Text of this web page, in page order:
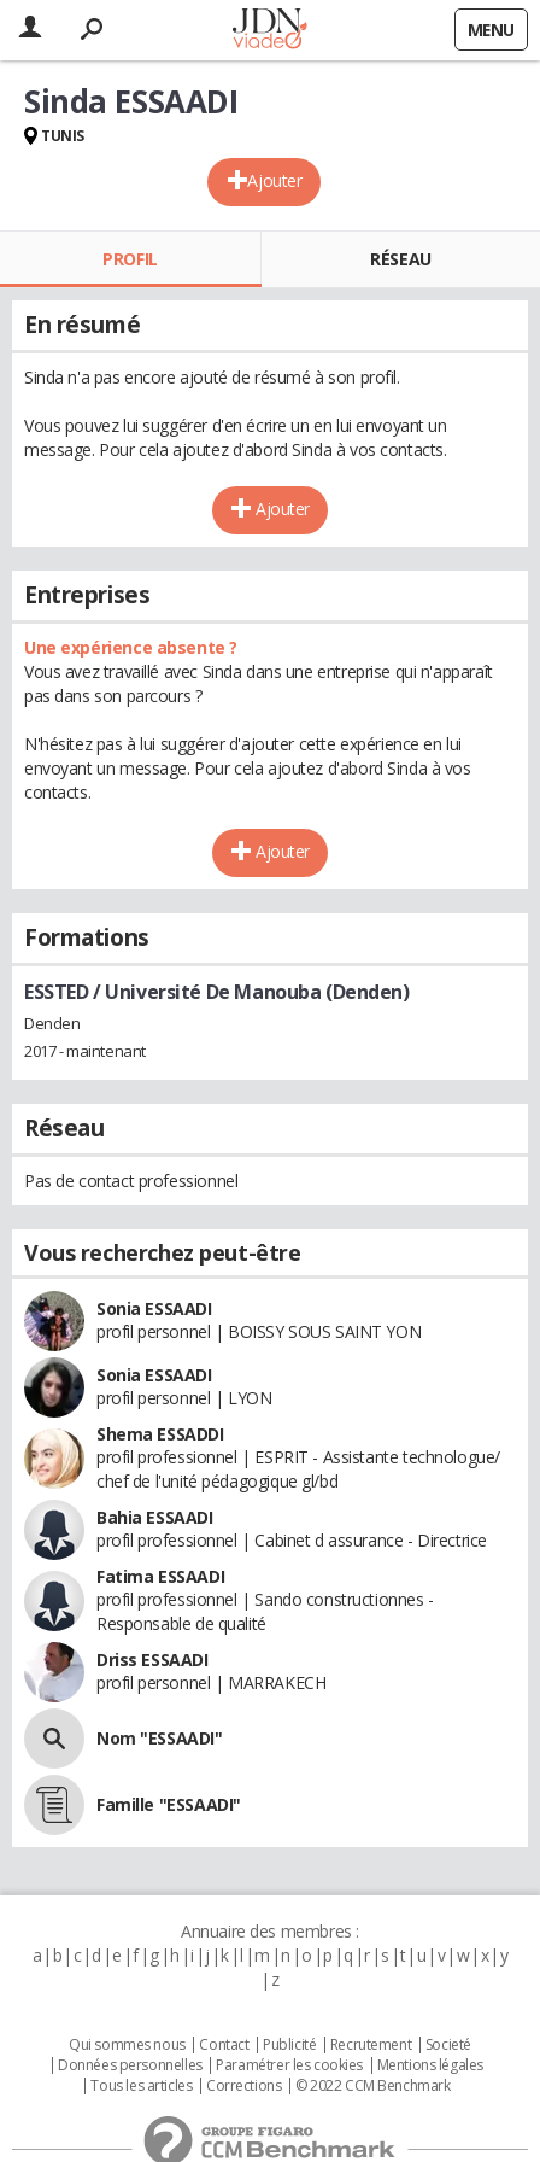
MENU
Ajouter
Sinda ESSAADI
TUNIS
PROFIL RÉSEAU
En résumé
Sinda n'a pas encore ajouté de résumé à son profil.
Vous pouvez lui suggérer d'en écrire un en lui envoyant un
message. Pour cela ajoutez d'abord Sinda à vos contacts.
Ajouter
Entreprises
Une expérience absente ?
Vous avez travaillé avec Sinda dans une entreprise qui n'apparaît
pas dans son parcours ?
N'hésitez pas à lui suggérer d'ajouter cette expérience en lui
envoyant un message. Pour cela ajoutez d'abord Sinda à vos
contacts.
Ajouter
Formations
ESSTED / Université De Manouba (Denden)
Denden
2017 - maintenant
Réseau
Pas de contact professionnel
Vous recherchez peut-être
Sonia ESSAADI
profil personnel | BOISSY SOUS SAINT YON
Sonia ESSAADI
profil personnel | LYON
Shema ESSADDI
profil professionnel | ESPRIT - Assistante technologue/
chef de l'unité pédagogique gl/bd
Bahia ESSAADI
profil professionnel | Cabinet d assurance - Directrice
Fatima ESSAADI
profil professionnel | Sando constructionnes -
Responsable de qualité
Driss ESSAADI
profil personnel | MARRAKECH
Nom "ESSAADI"
Famille "ESSAADI"
Annuaire des membres :
a b c d e f g h i j k l m n o p q r s t u v w x y
z
Qui sommes nous Contact Publicité Recrutement
Societé
Données personnelles
Paramétrer les cookies
Mentions légales
Tous les articles
Corrections © 2022 CCM Benchmark